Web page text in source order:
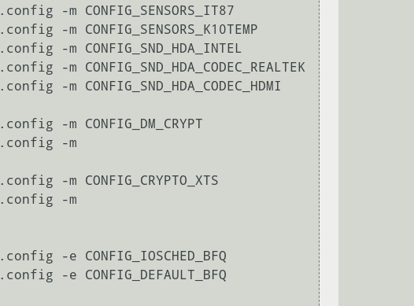
CONFIG_SENSORS_IT87
CONFIG_SENSORS_K10TEMP
CONFIG_SND_HDA_INTEL
m CONFIG_DM_CRYPT
-m
CONFIG_CRYPTO_XTS
-m
CONFIG_IOSCHED_BFQ
CONFIG_DEFAULT_BFQ